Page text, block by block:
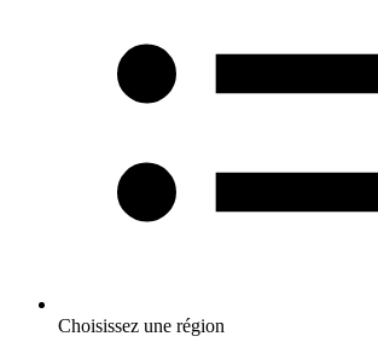
Choisissez une région